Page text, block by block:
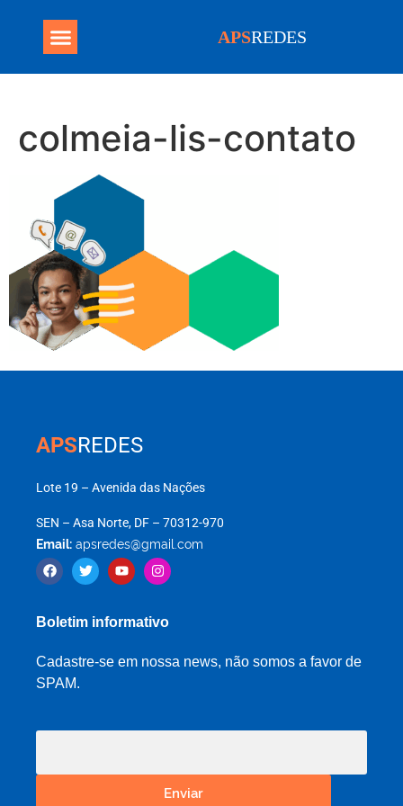
APSREDES
colmeia-lis-contato
APSREDES
Lote 19 – Avenida das Nações
SEN – Asa Norte, DF – 70312-970
Email: apsredes@gmail.com
Boletim informativo
Cadastre-se em nossa news, não somos a favor de
SPAM.
Enviar